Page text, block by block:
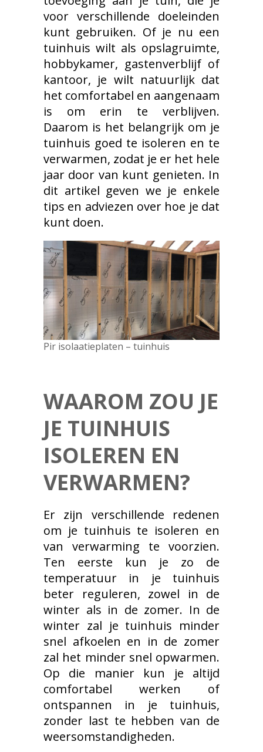
voor verschillende doeleinden
kunt gebruiken. Of je nu een
tuinhuis wilt als opslagruimte,
hobbykamer, gastenverblijf of
kantoor, je wilt natuurlijk dat
het comfortabel en aangenaam
is om erin te verblijven.
Daarom is het belangrijk om je
tuinhuis goed te isoleren en te
verwarmen, zodat je er het hele
jaar door van kunt genieten. In
dit artikel geven we je enkele
tips en adviezen over hoe je dat
kunt doen.
Pir isolaatieplaten – tuinhuis
WAAROM ZOU JE
JE TUINHUIS
ISOLEREN EN
VERWARMEN?
Er zijn verschillende redenen
om je tuinhuis te isoleren en
van verwarming te voorzien.
Ten eerste kun je zo de
temperatuur in je tuinhuis
beter reguleren, zowel in de
winter als in de zomer. In de
winter zal je tuinhuis minder
snel afkoelen en in de zomer
zal het minder snel opwarmen.
Op die manier kun je altijd
comfortabel werken of
ontspannen in je tuinhuis,
zonder last te hebben van de
weersomstandigheden.